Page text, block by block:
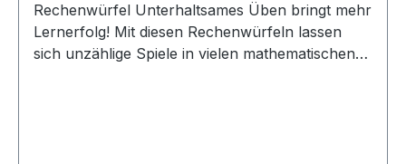
Rechenwürfel Unterhaltsames Üben bringt mehr
Lernerfolg! Mit diesen Rechenwürfeln lassen
sich unzählige Spiele in vielen mathematischen